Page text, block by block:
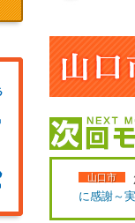
山口市
に感謝～